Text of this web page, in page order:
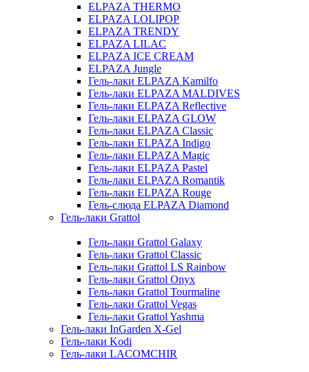
ELPAZA THERMO
ELPAZA LOLIPOP
ELPAZA TRENDY
ELPAZA LILAC
ELPAZA IСE CREAM
ELPAZA Jungle
Гель-лаки ELPAZA Kamilfo
Гель-лаки ELPAZA MALDIVES
Гель-лаки ELPAZA Reflective
Гель-лаки ELPAZA GLOW
Гель-лаки ELPAZA Classic
Гель-лаки ELPAZA Indigo
Гель-лаки ELPAZA Magic
Гель-лаки ELPAZA Pastel
Гель-лаки ELPAZA Romantik
Гель-лаки ELPAZA Rouge
Гель-слюда ELPAZA Diamond
Гель-лаки Grattol
Гель-лаки Grattol Galaxy
Гель-лаки Grattol Classic
Гель-лаки Grattol LS Rainbow
Гель-лаки Grattol Onyx
Гель-лаки Grattol Tourmaline
Гель-лаки Grattol Vegas
Гель-лаки Grattol Yashma
Гель-лаки InGarden X-Gel
Гель-лаки Kodi
Гель-лаки LACOMCHIR